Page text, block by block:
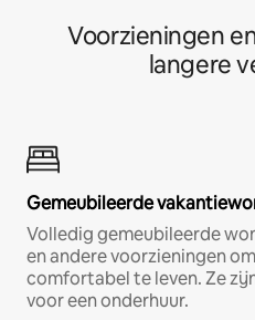
Voorzieningen
langere
Gemeubileerde
Volledig gemeubileerde
en andere voorzieningen
comfortabel te leven. Ze
voor een onderhuur.